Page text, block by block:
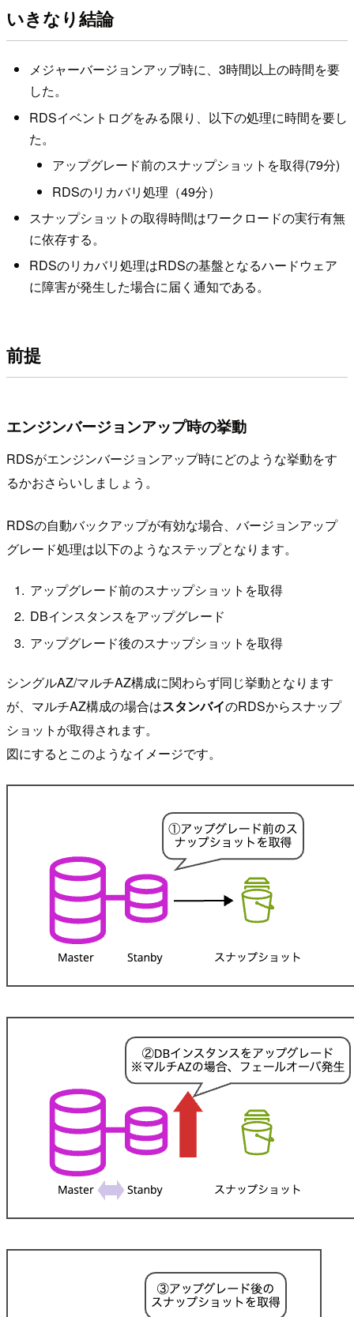
いきなり結論
メジャーバージョンアップ時に、3時間以上の時間を要
した。
RDSイベントログをみる限り、以下の処理に時間を要し
た。
アップグレード前のスナップショットを取得(79分)
RDSのリカバリ処理（49分）
スナップショットの取得時間はワークロードの実行有無
に依存する。
RDSのリカバリ処理はRDSの基盤となるハードウェア
に障害が発生した場合に届く通知である。
前提
エンジンバージョンアップ時の挙動
RDSがエンジンバージョンアップ時にどのような挙動をす
るかおさらいしましょう。
RDSの自動バックアップが有効な場合、バージョンアップ
グレード処理は以下のようなステップとなります。
アップグレード前のスナップショットを取得
DBインスタンスをアップグレード
アップグレード後のスナップショットを取得
シングルAZ/マルチAZ構成に関わらず同じ挙動となります
が、マルチAZ構成の場合はスタンバイのRDSからスナップ
ショットが取得されます。
図にするとこのようなイメージです。